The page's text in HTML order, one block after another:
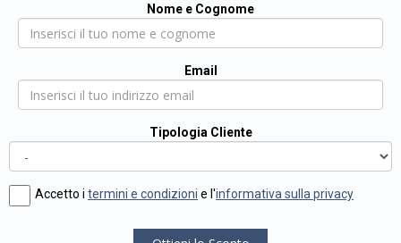
Nome e Cognome
Email
Tipologia Cliente
Accetto i termini e condizioni e l'informativa sulla privacy